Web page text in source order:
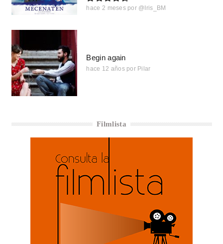
hace 2 meses por @Iris_BM
Begin again
hace 12 años por Pilar
Filmlista